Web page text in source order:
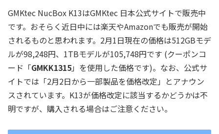
GMKtec NucBox K13はGMKtec 日本公式サイトで販売中
です。おそらく近日中には楽天やAmazonでも販売が開始
されるものと思われます。2月1日現在の価格は512GBモデ
ルが98,248円、1TBモデルが105,748円です (クーポンコ
ード「GMKK1315」を使用した価格です)。なお、公式サ
イトでは「2月2日から一部製品を価格改定」とアナウン
スされています。K13が価格改定に該当するかどうかは不
明ですが、購入される場合はご注意ください。